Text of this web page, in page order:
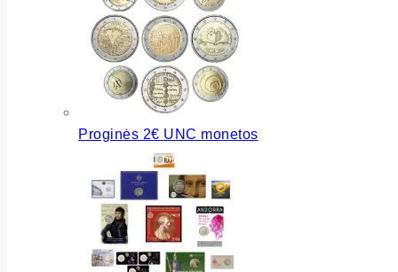
Proginės 2€ UNC monetos